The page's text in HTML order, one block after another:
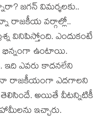
జ‌గ‌న్ విమ‌ర్శ‌ల‌కు..
రాజకీయ వర్గాల్లో..
వినిపిస్తోంది. ఎందుకంటే
భిన్నంగా ఉంటాయి.
ఇది ఎవరు కాదనలేని
రాజకీయంగా ఎదగాలని
తెలిసిందే. అయితే వీటన్నిటికీ
ఇచ్చారు.